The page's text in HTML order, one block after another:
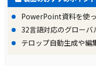
PowerPoint資料を使
32言語対応のグロー
テロップ自動生成や編